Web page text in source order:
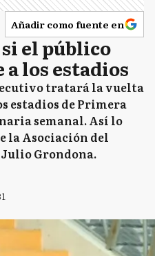
Añadir como fuente en
el público
los estadios
tratará la vuelta
estadios de Primera
semanal. Así lo
la Asociación del
Grondona.